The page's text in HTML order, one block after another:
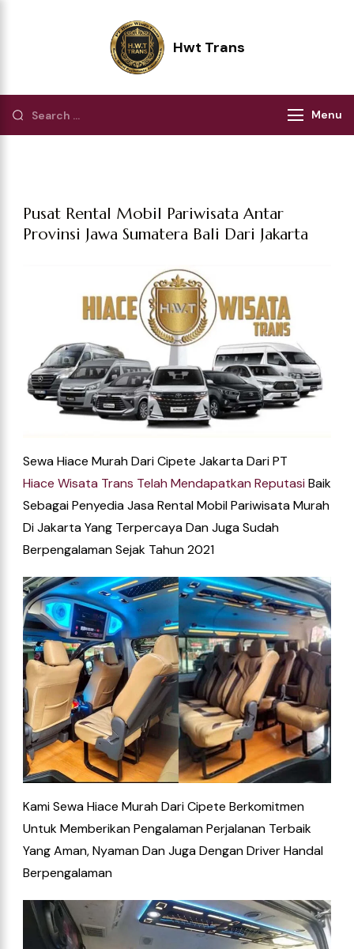
Hwt Trans
Menu
Pusat Rental Mobil Pariwisata Antar
Provinsi Jawa Sumatera Bali Dari Jakarta
Sewa Hiace Murah Dari Cipete Jakarta DariPT
Hiace Wisata Trans Telah Mendapatkan Reputasi Baik
Sebagai Penyedia Jasa Rental Mobil Pariwisata Murah
DiJakartaYang Terpercaya Dan Juga Sudah
Berpengalaman Sejak Tahun 2021
Kami Sewa Hiace Murah Dari Cipete Berkomitmen
Untuk Memberikan Pengalaman Perjalanan Terbaik
Yang Aman, Nyaman Dan Juga Dengan Driver Handal
Berpengalaman